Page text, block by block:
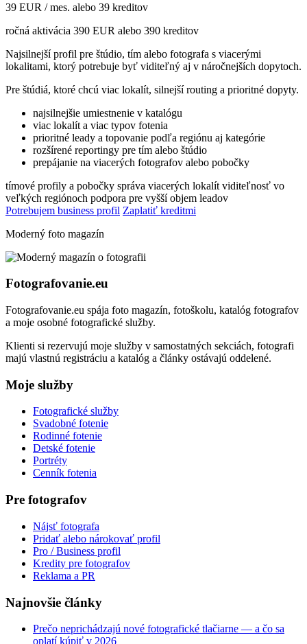
39 EUR / mes. alebo 39 kreditov
ročná aktivácia 390 EUR alebo 390 kreditov
Najsilnejší profil pre štúdio, tím alebo fotografa s viacerými
lokalitami, ktorý potrebuje byť viditeľný aj v náročnejších dopytoch.
Pre štúdiá, ktoré chcú viac lokalít, silnejší routing a prioritné dopyty.
najsilnejšie umiestnenie v katalógu
viac lokalít a viac typov fotenia
prioritné leady a topovanie podľa regiónu aj kategórie
rozšírené reportingy pre tím alebo štúdio
prepájanie na viacerých fotografov alebo pobočky
tímové profily a pobočky správa viacerých lokalít viditeľnosť vo
veľkých regiónoch podpora pre vyšší objem leadov
Potrebujem business profil Zaplatiť kreditmi
Moderný foto magazín
Fotografovanie.eu
Fotografovanie.eu spája foto magazín, fotoškolu, katalóg fotografov
a moje osobné fotografické služby.
Klienti si rezervujú moje služby v samostatných sekciách, fotografi
majú vlastnú registráciu a katalóg a články ostávajú oddelené.
Moje služby
Fotografické služby
Svadobné fotenie
Rodinné fotenie
Detské fotenie
Portréty
Cenník fotenia
Pre fotografov
Nájsť fotografa
Pridať alebo nárokovať profil
Pro / Business profil
Kredity pre fotografov
Reklama a PR
Najnovšie články
Prečo neprichádzajú nové fotografické tlačiarne — a čo sa
oplatí kúpiť v 2026